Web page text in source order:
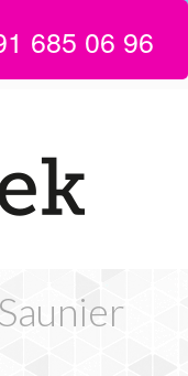
tecnico-de-
685 06 96